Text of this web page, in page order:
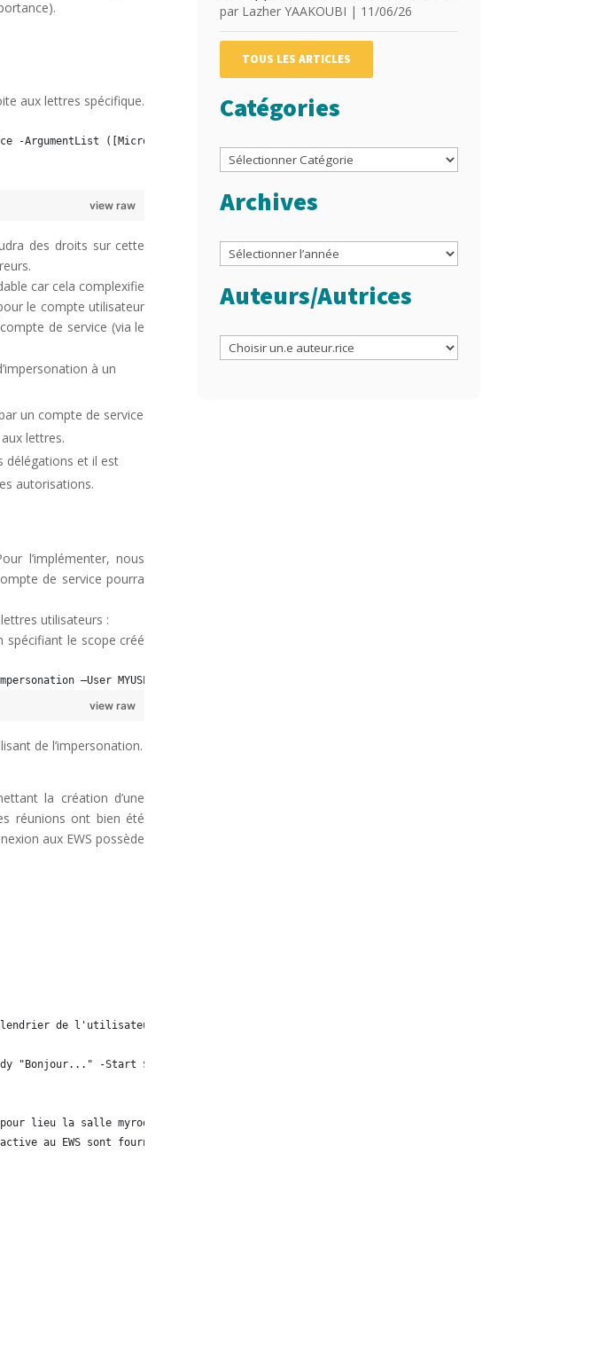
aux lettres spécifique.
-ArgumentList ([Microsoft.Exchange.WebServices.Data.ExchangeVersion]::Exchange2010_SP2)
view raw
des droits sur cette
car cela complexifie
le compte utilisateur
de service (via le
à un
un compte de service
lettres.
délégations et il est
autorisations.
l’implémenter, nous
de service pourra
utilisateurs :
spécifiant le scope créé
–User MYUSER –CustomRecipientWriteScope AllMailboxUser
view raw
de l’impersonation.
la création d’une
réunions ont bien été
aux EWS possède
de l'utilisateur.
"Bonjour..." -Start $Start  -End $End -Location $myroom@myenteprise.com -Impersonate
lieu la salle myroom et invité user01. Une date de début ($start),
au EWS sont fournis.
par Lazher YAAKOUBI | 11/06/26
TOUS LES ARTICLES
Catégories
Catégories
Archives
Archives
Auteurs/Autrices